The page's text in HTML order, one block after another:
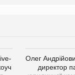
Олег
директор